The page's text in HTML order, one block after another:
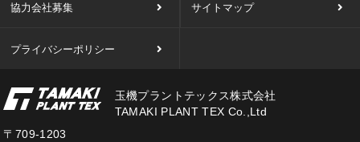
協力会社募集 サイトマップ
プライバシーポリシー
玉機プラントテックス株式会社
TAMAKI PLANT TEX Co.,Ltd
〒709-1203